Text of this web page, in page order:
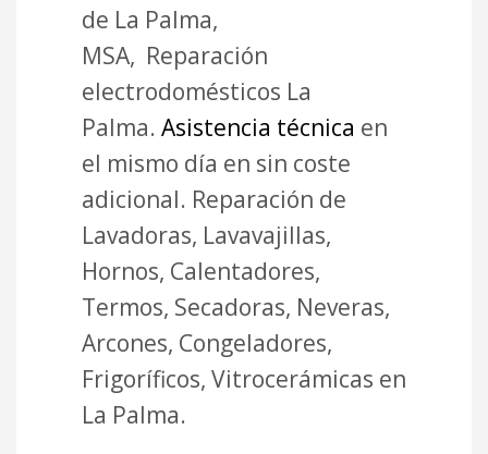
de La Palma,
MSA, Reparación
electrodomésticos La
Palma. Asistencia técnica en
el mismo día en sin coste
adicional. Reparación de
Lavadoras, Lavavajillas,
Hornos, Calentadores,
Termos, Secadoras, Neveras,
Arcones, Congeladores,
Frigoríficos, Vitrocerámicas en
La Palma.